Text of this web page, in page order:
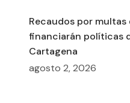
Recaudos por
financiarán políticas
Cartagena
agosto 2, 2026